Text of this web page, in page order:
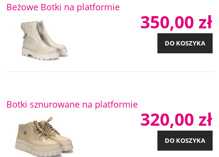
Beżowe Botki na platformie
350,00 zł
DO KOSZYKA
Botki sznurowane na platformie
320,00 zł
DO KOSZYKA